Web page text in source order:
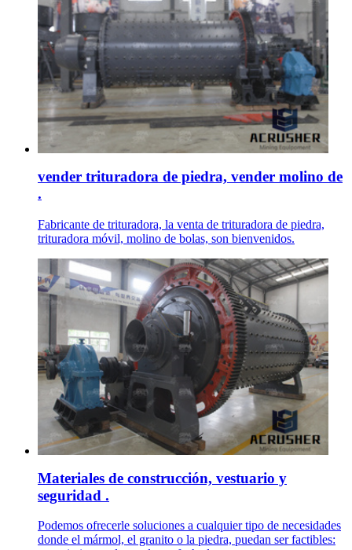
vender trituradora de piedra, vender molino de
.
Fabricante de trituradora, la venta de trituradora de piedra,
trituradora móvil, molino de bolas, son bienvenidos.
Materiales de construcción, vestuario y
seguridad .
Podemos ofrecerle soluciones a cualquier tipo de necesidades
donde el mármol, el granito o la piedra, puedan ser factibles: